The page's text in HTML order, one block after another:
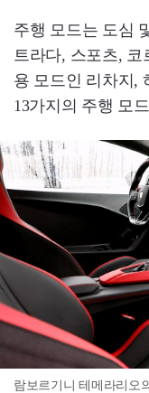
주행 모드는 도심
트라다, 스포츠, 코
용 모드인 리차지,
13가지의 주행 모
람보르기니 테메라리오